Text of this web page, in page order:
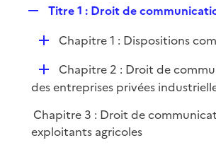
l
p
l
i
e
r
Titre 1 : Droit de
D
l
e
r
Chapitre 1 : Dispositions
D
é
l
i
Chapitre 2 : Droit de
des entreprises privées
Chapitre 3 : Droit de
exploitants agricoles